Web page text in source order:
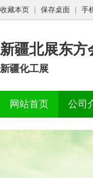
收藏本页 保存桌面 手
新疆北展东方
新疆化工展
网站首页 公司